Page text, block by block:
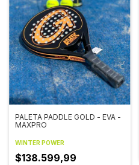
PALETA PADDLE GOLD - EVA -
MAXPRO
WINTER POWER
$138.599,99